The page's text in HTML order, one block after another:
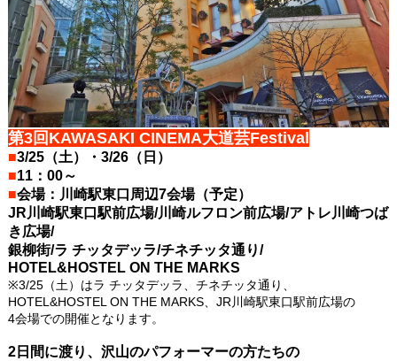
第3回KAWASAKI CINEMA大道芸Festival
■3/25（土）・3/26（日）
■11：00～
■会場：川崎駅東口周辺7会場（予定）
JR川崎駅東口駅前広場/川崎ルフロン前広場/アトレ川崎つば
き広場/
銀柳街/ラ チッタデッラ/チネチッタ通り/
HOTEL&HOSTEL ON THE MARKS
※3/25（土）はラ チッタデッラ、チネチッタ通り、
HOTEL&HOSTEL ON THE MARKS、JR川崎駅東口駅前広場の
4会場での開催となります。
2日間に渡り、沢山のパフォーマーの方たちの